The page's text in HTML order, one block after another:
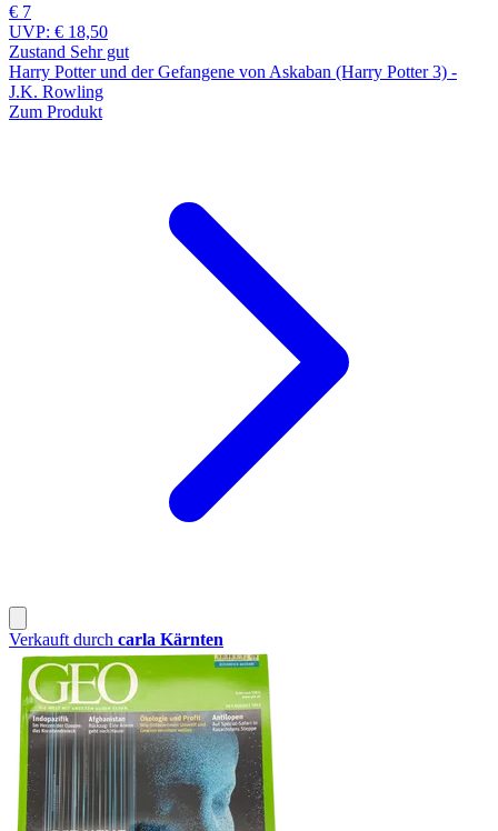
€ 7
UVP: € 18,50
Zustand Sehr gut
Harry Potter und der Gefangene von Askaban (Harry Potter 3) -
J.K. Rowling
Zum Produkt
Verkauft durch carla Kärnten